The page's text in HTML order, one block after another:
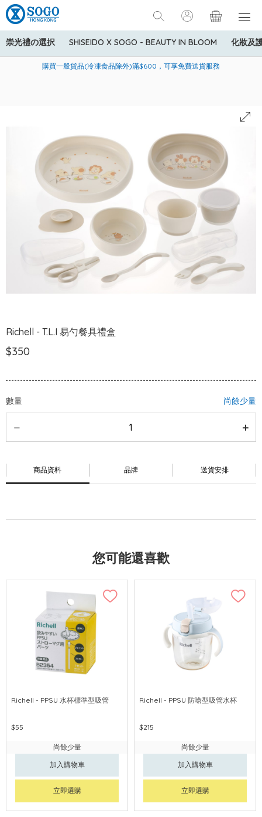
崇光禮の選択 SHISEIDO X SOGO - BEAUTY IN BLOOM 化妝及
美國運通Explorer®信用卡會員購物禮遇：高達5%簽賬回贈！
購買一般貨品(冷凍食品除外)滿$600，可享免費送貨服務
寄送中國內地服務只適用於指定商品，若訂單金額少於HK$600(折
Richell - T.L.I 易勺餐具禮盒
$350
數量 尚餘少量
商品資料 品牌 送貨安排
您可能還喜歡
Richell - PPSU 水杯標準型吸管
$55
尚餘少量
加入購物車
立即選購
Richell - PPSU 防嗆型吸管水杯
$215
尚餘少量
加入購物車
立即選購